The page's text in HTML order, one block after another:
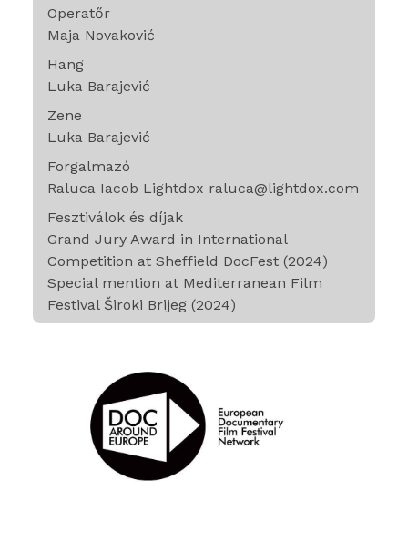
Operatőr
Maja Novaković
Hang
Luka Barajević
Zene
Luka Barajević
Forgalmazó
Raluca Iacob Lightdox raluca@lightdox.com
Fesztiválok és díjak
Grand Jury Award in International
Competition at Sheffield DocFest (2024)
Special mention at Mediterranean Film
Festival Široki Brijeg (2024)